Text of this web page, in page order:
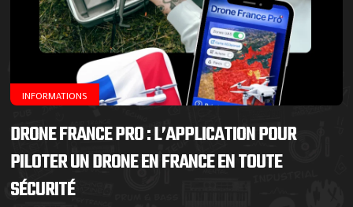
INFORMATIONS
DRONE FRANCE PRO : L’APPLICATION POUR
PILOTER UN DRONE EN FRANCE EN TOUTE
SÉCURITÉ